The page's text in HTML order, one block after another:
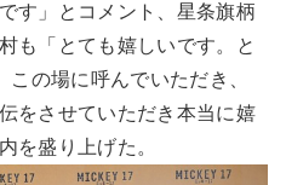
す」とコメント、星条旗柄
も「とても嬉しいです。と
この場に呼んでいただき、
をさせていただき本当に嬉
を盛り上げた。